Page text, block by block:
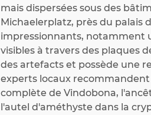
mais dispersées sous des
Michaelerplatz, près du palais
impressionnants, notamment
visibles à travers des plaques
des artefacts et possède une
experts locaux recommandent
complète de Vindobona,
l'autel d'améthyste dans la